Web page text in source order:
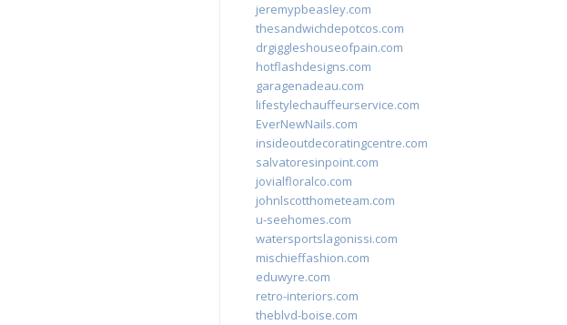
jeremypbeasley.com
thesandwichdepotcos.com
drgiggleshouseofpain.com
hotflashdesigns.com
garagenadeau.com
lifestylechauffeurservice.com
EverNewNails.com
insideoutdecoratingcentre.com
salvatoresinpoint.com
jovialfloralco.com
johnlscotthometeam.com
u-seehomes.com
watersportslagonissi.com
mischieffashion.com
eduwyre.com
retro-interiors.com
theblvd-boise.com